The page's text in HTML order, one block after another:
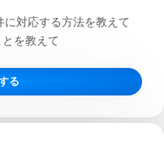
対応する方法を教えて
を教えて
る